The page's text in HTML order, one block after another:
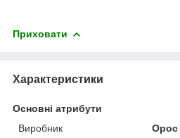
Приховати
Характеристики
Основні атрибути
Виробник
Орос